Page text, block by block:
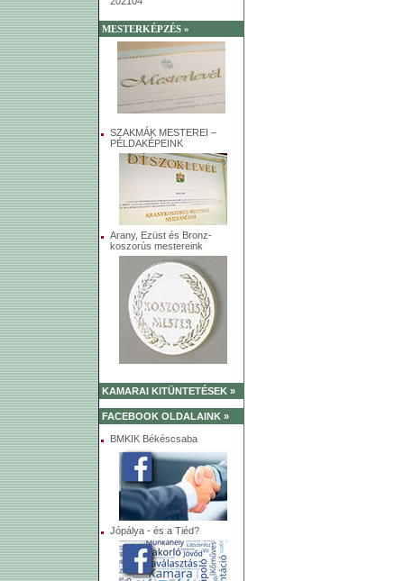
MESTERKÉPZÉS »
SZAKMÁK MESTEREI –
PÉLDAKÉPEINK
Arany, Ezüst és Bronz-
koszorús mestereink
KAMARAI KITÜNTETÉSEK »
FACEBOOK OLDALAINK »
BMKIK Békéscsaba
Jópálya - és a Tiéd?